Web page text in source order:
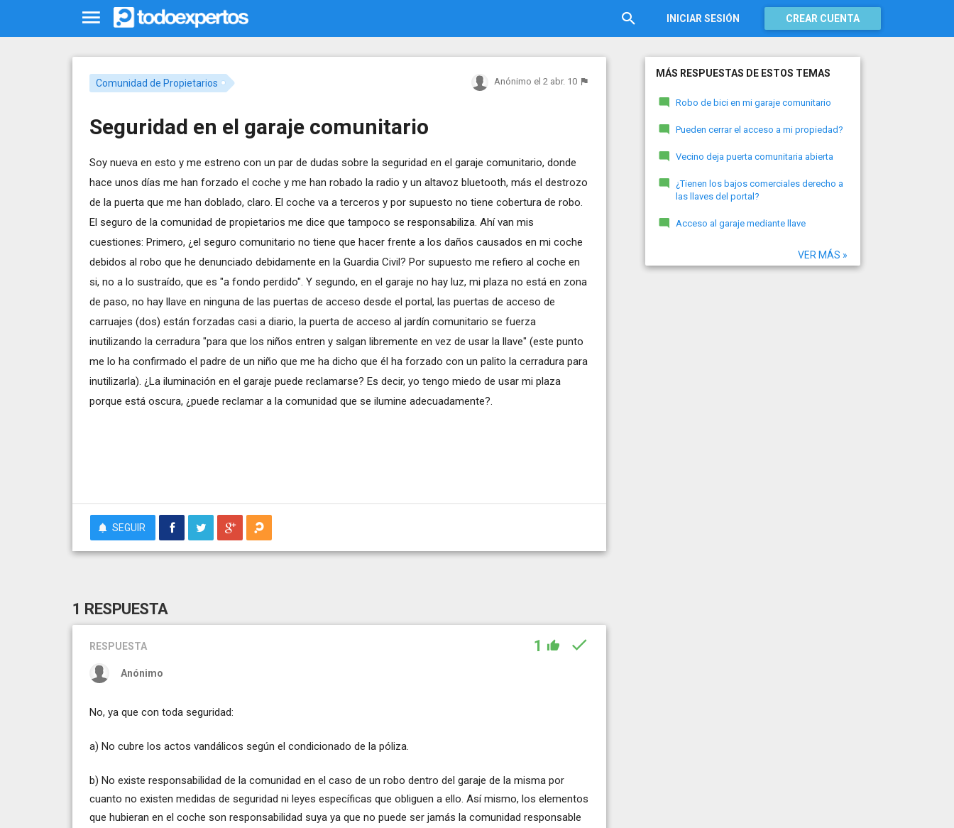
INICIAR SESIÓN CREAR CUENTA
Comunidad de Propietarios Anónimo el 2 abr. 10
Seguridad en el garaje comunitario
Soy nueva en esto y me estreno con un par de dudas sobre la seguridad en el garaje comunitario, donde
hace unos días me han forzado el coche y me han robado la radio y un altavoz bluetooth, más el destrozo
de la puerta que me han doblado, claro. El coche va a terceros y por supuesto no tiene cobertura de robo.
El seguro de la comunidad de propietarios me dice que tampoco se responsabiliza. Ahí van mis
cuestiones: Primero, ¿el seguro comunitario no tiene que hacer frente a los daños causados en mi coche
debidos al robo que he denunciado debidamente en la Guardia Civil? Por supuesto me refiero al coche en
si, no a lo sustraído, que es "a fondo perdido". Y segundo, en el garaje no hay luz, mi plaza no está en zona
de paso, no hay llave en ninguna de las puertas de acceso desde el portal, las puertas de acceso de
carruajes (dos) están forzadas casi a diario, la puerta de acceso al jardín comunitario se fuerza
inutilizando la cerradura "para que los niños entren y salgan libremente en vez de usar la llave" (este punto
me lo ha confirmado el padre de un niño que me ha dicho que él ha forzado con un palito la cerradura para
inutilizarla). ¿La iluminación en el garaje puede reclamarse? Es decir, yo tengo miedo de usar mi plaza
porque está oscura, ¿puede reclamar a la comunidad que se ilumine adecuadamente?.
SEGUIR
1 RESPUESTA
RESPUESTA 1
Anónimo
No, ya que con toda seguridad:
a) No cubre los actos vandálicos según el condicionado de la póliza.
b) No existe responsabilidad de la comunidad en el caso de un robo dentro del garaje de la misma por
cuanto no existen medidas de seguridad ni leyes específicas que obliguen a ello. Así mismo, los elementos
que hubieran en el coche son responsabilidad suya ya que no puede ser jamás la comunidad responsable
MÁS RESPUESTAS DE ESTOS TEMAS
Robo de bici en mi garaje comunitario
Pueden cerrar el acceso a mi propiedad?
Vecino deja puerta comunitaria abierta
¿Tienen los bajos comerciales derecho a
las llaves del portal?
Acceso al garaje mediante llave
VER MÁS »